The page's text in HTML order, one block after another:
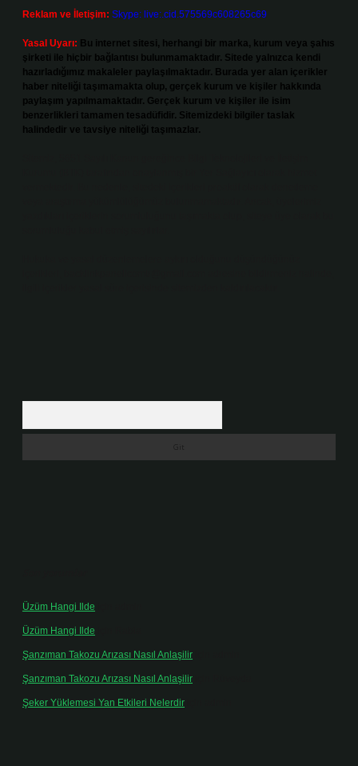
Reklam ve İletişim: Skype: live:.cid.575569c608265c69
Yasal Uyarı: Bu internet sitesi, herhangi bir marka, kurum veya şahıs
şirketi ile hiçbir bağlantısı bulunmamaktadır. Sitede yalnızca kendi
hazırladığımız makaleler paylaşılmaktadır. Burada yer alan içerikler
haber niteliği taşımamakta olup, gerçek kurum ve kişiler hakkında
paylaşım yapılmamaktadır. Gerçek kurum ve kişiler ile isim
benzerlikleri tamamen tesadüfidir. Sitemizdeki bilgiler taslak
halindedir ve tavsiye niteliği taşımazlar.
Üzüm Hangi Ilde
Üzüm Hangi Ilde
Şanzıman Takozu Arızası Nasıl Anlaşilir
Şanzıman Takozu Arızası Nasıl Anlaşilir
Şeker Yüklemesi Yan Etkileri Nelerdir